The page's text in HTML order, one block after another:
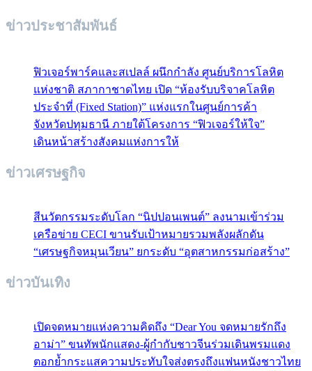
ข่าวประชาสัมพันธ์
ฟิวเจอร์พาร์คและสเปลล์ ผนึกกำลัง ศูนย์บริการโลหิต
แห่งชาติ สภากาชาดไทย เปิด “ห้องรับบริจาคโลหิต
ประจำที่ (Fixed Station)” แห่งแรกในศูนย์การค้า
จังหวัดปทุมธานี ภายใต้โครงการ “ฟิวเจอร์ให้ใจ”
เดินหน้าสร้างสังคมแห่งการให้
ข่าวเศรษฐกิจ
สีนวัตกรรมระดับโลก “นิปปอนเพนต์” ลงนามเข้าร่วม
เครือข่าย CECI ขานรับเป้าหมายรวมพลังผลักดัน
“เศรษฐกิจหมุนเวียน” ยกระดับ “อุตสาหกรรมก่อสร้าง”
ข่าวบันเทิง
เปิดจดหมายแห่งความคิดถึง “Dear You จดหมายรักถึง
อาม่า” ขนทัพนักแสดง-ผู้กำกับชาวจีนร่วมเดินพรมแดง
ตอกย้ำกระแสความประทับใจส่งตรงถึงแฟนหนังชาวไทย